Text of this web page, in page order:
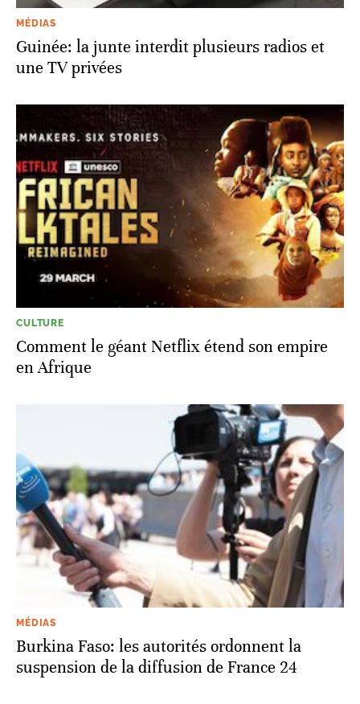
MÉDIAS
Guinée: la junte interdit plusieurs radios et
une TV privées
CULTURE
Comment le géant Netflix étend son empire
en Afrique
MÉDIAS
Burkina Faso: les autorités ordonnent la
suspension de la diffusion de France 24